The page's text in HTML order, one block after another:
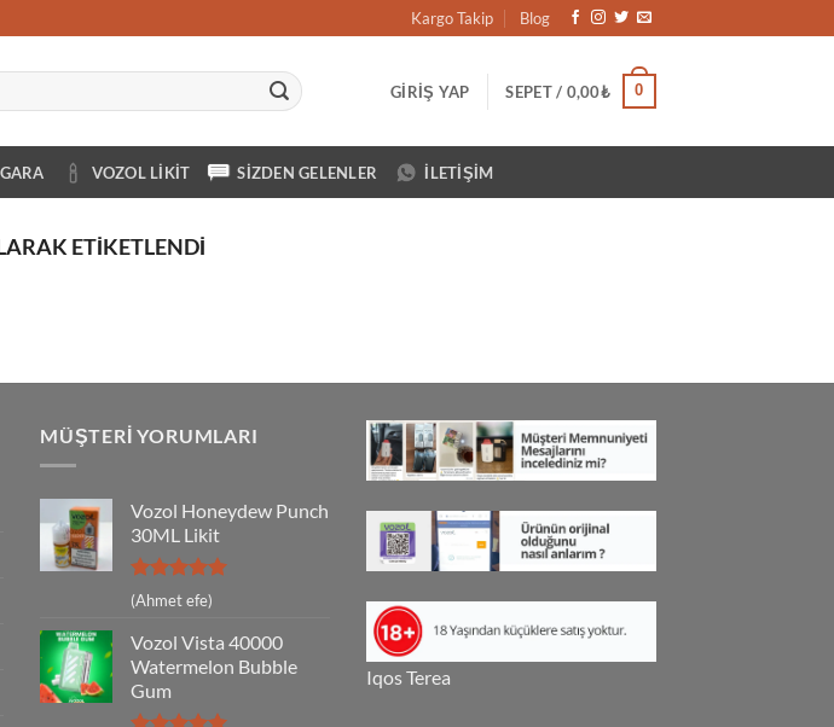
Kargo Takip Blog
GIRIŞ YAP SEPET / 0,00₺ 0
VOZOL LIKIT SIZDEN GELENLER İLETIŞIM
ETIKETLENDI
MÜŞTERI YORUMLARI
Vozol Honeydew Punch
30ML Likit
5 üzerinden
5
(Ahmet efe)
Vozol Vista 40000
Watermelon Bubble
Gum
Iqos Terea